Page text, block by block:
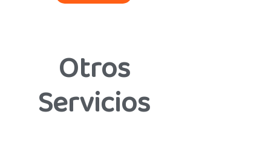
Otros
Servicios